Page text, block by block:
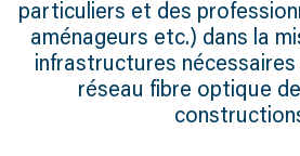
particuliers et des
aménageurs etc.) dans la
infrastructures nécessaires
réseau fibre optique